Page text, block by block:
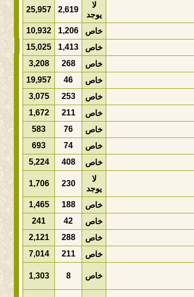
لا
يوجد
2,619
25,957
خاص 1,206
10,932
خاص 1,413
15,025
خاص 268
3,208
خاص 46
19,957
خاص 253
3,075
خاص 211
1,672
خاص 76
583
خاص 74
693
خاص 408
5,224
لا
يوجد
230
1,706
خاص 188
1,465
خاص 42
241
خاص 288
2,121
خاص 211
7,014
خاص 8
1,303